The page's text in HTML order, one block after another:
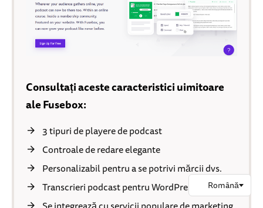
Consultați aceste caracteristici uimitoare
ale Fusebox:
3 tipuri de playere de podcast
Controale de redare elegante
Personalizabil pentru a se potrivi mărcii dvs.
Transcrieri podcast pentru WordPress